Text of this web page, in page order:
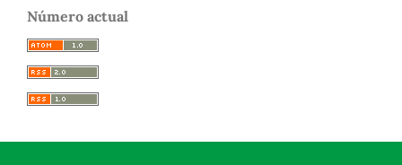
Número actual